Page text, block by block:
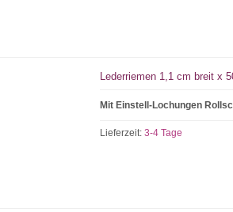
Lederriemen 1,1 cm breit x
Mit Einstell-Lochungen
Lieferzeit:3-4 Tage